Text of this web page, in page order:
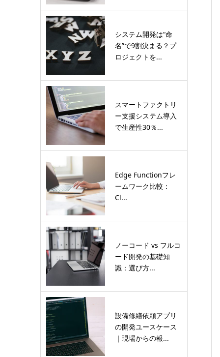
システム開発は“命
名”で9割決まる？プ
ロジェクトを...
スマートファクトリ
ー支援システム導入
で生産性30％...
Edge Functionフレ
ームワーク比較：
Cl...
ノーコード vs フルコ
ード開発の基礎知
識：選び方...
設備修繕依頼アプリ
の開発ユースケース
｜現場からの報...